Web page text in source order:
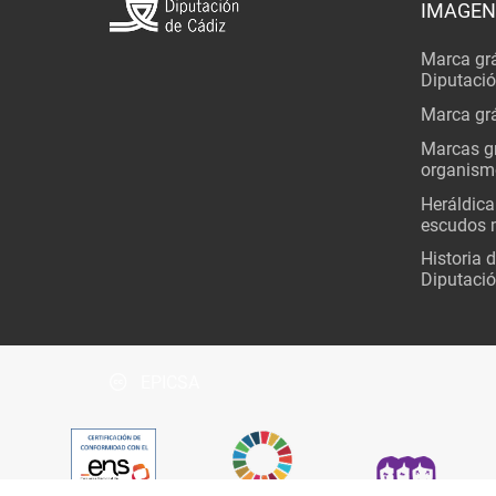
IMAGEN
Marca
Marca
Marcas
escudos
Historia